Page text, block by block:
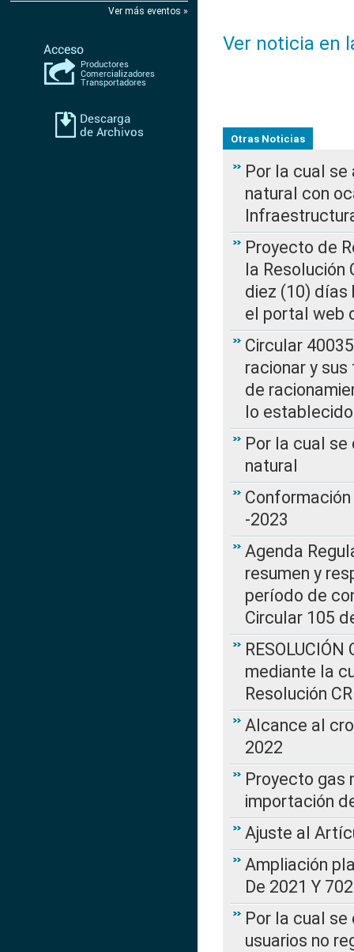
Ver más eventos »
Ver noticia en
Otras Noticias
Por la cual
natural con
Proyecto de
la Resolución
diez (10) días
el portal web
Circular
racionar y
de
lo
Por la cual
natural
-2023
Agenda
resumen y
período de
Circular 105
mediante la
Resolución
Alcance al
2022
Proyecto gas
importación
Ajuste al
Ampliación
De 2021 Y
Por la cual
usuarios no